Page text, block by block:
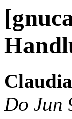
Do Jun